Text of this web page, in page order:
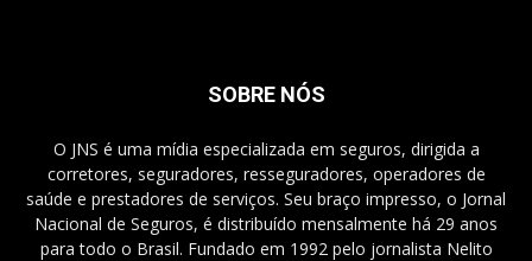
SOBRE NÓS
O JNS é uma mídia especializada em seguros, dirigida a
corretores, seguradores, resseguradores, operadores de
saúde e prestadores de serviços. Seu braço impresso, o Jornal
Nacional de Seguros, é distribuído mensalmente há 29 anos
para todo o Brasil. Fundado em 1992 pelo jornalista Nelito